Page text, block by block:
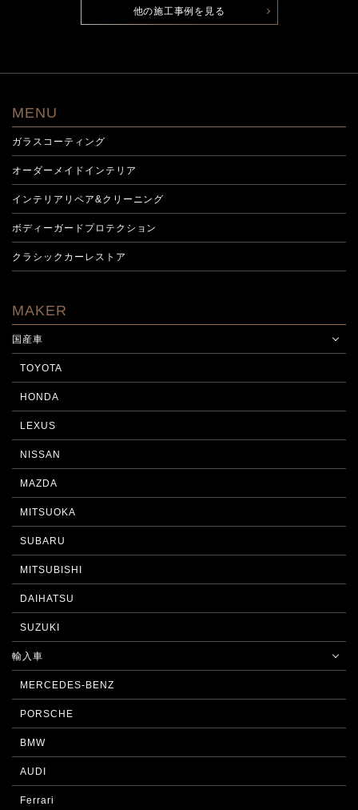
他の施工事例を見る
MENU
ガラスコーティング
オーダーメイドインテリア
インテリアリペア&クリーニング
ボディーガードプロテクション
クラシックカーレストア
MAKER
国産車
TOYOTA
HONDA
LEXUS
NISSAN
MAZDA
MITSUOKA
SUBARU
MITSUBISHI
DAIHATSU
SUZUKI
輸入車
MERCEDES-BENZ
PORSCHE
BMW
AUDI
Ferrari